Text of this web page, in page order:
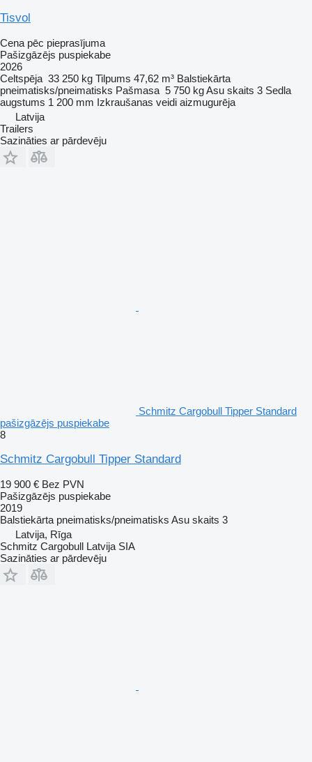
Tisvol
Cena pēc pieprasījuma
Pašizgāzējs puspiekabe
2026
Celtspēja 33 250 kg Tilpums 47,62 m³ Balstiekārta
pneimatisks/pneimatisks Pašmasa 5 750 kgAsu skaits 3 Sedla
augstums 1 200 mm Izkraušanas veidi aizmugurēja
Latvija
Trailers
Sazināties ar pārdevēju
Schmitz Cargobull Tipper Standard
pašizgāzējs puspiekabe
8
Schmitz Cargobull Tipper Standard
19 900 € Bez PVN
Pašizgāzējs puspiekabe
2019
Balstiekārta pneimatisks/pneimatisks Asu skaits 3
Latvija, Rīga
Schmitz Cargobull Latvija SIA
Sazināties ar pārdevēju